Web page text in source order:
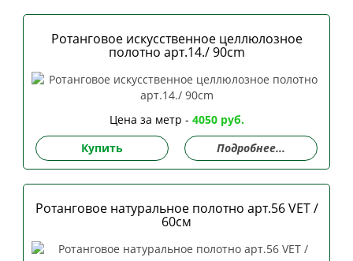
Ротанговое искусственное целлюлозное
полотно арт.14./ 90сm
Цена за метр - 4050 руб.
Купить
Подробнее...
Ротанговое натуральное полотно арт.56 VET /
60см